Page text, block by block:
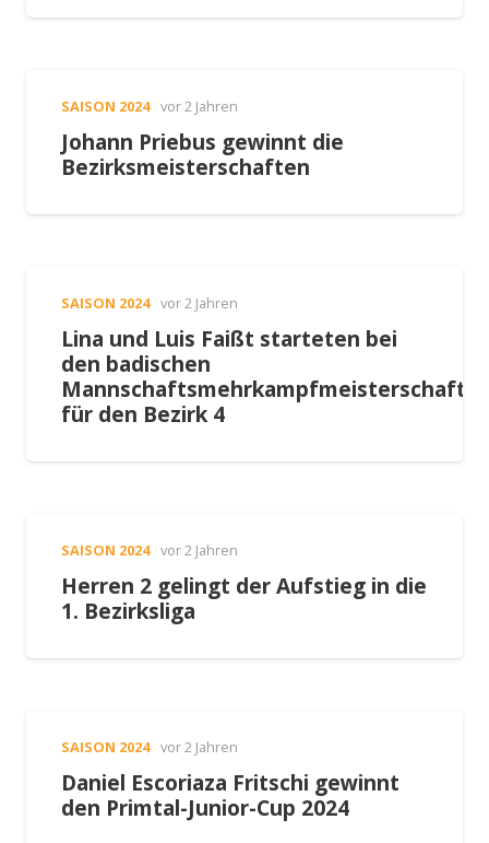
SAISON 2024 vor 2 Jahren
Johann Priebus gewinnt die
Bezirksmeisterschaften
SAISON 2024 vor 2 Jahren
Lina und Luis Faißt starteten bei
den badischen
für den Bezirk 4
SAISON 2024 vor 2 Jahren
Herren 2 gelingt der Aufstieg in die
1. Bezirksliga
SAISON 2024 vor 2 Jahren
Daniel Escoriaza Fritschi gewinnt
den Primtal-Junior-Cup 2024